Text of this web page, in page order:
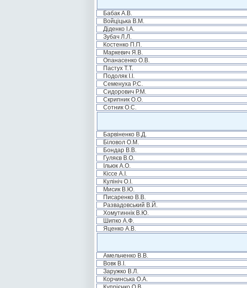
Бабак А.В.
Войціцька В.М.
Діденко І.А.
Зубач Л.Л.
Костенко П.П.
Маркевич Я.В.
Опанасенко О.В.
Пастух Т.Т.
Подоляк І.І.
Семенуха Р.С.
Сидорович Р.М.
Скрипник О.О.
Сотник О.С.
Барвіненко В.Д.
Біловол О.М.
Бондар В.В.
Гуляєв В.О.
Ільюк А.О.
Кіссе А.І.
Кулініч О.І.
Мисик В.Ю.
Писаренко В.В.
Развадовський В.Й.
Хомутиннік В.Ю.
Шипко А.Ф.
Яценко А.В.
Амельченко В.В.
Вовк В.І.
Заружко В.Л.
Корчинська О.А.